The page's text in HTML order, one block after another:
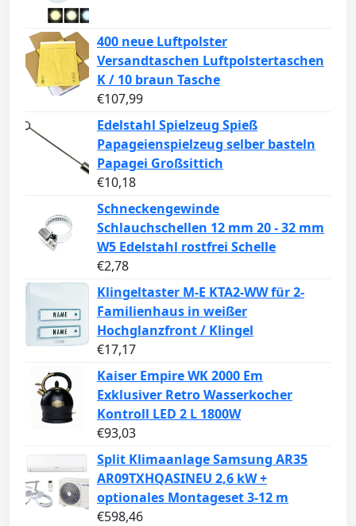
400 neue Luftpolster
Versandtaschen Luftpolstertaschen
K / 10 braun Tasche
€107,99
Edelstahl Spielzeug Spieß
Papageienspielzeug selber basteln
Papagei Großsittich
€10,18
Schneckengewinde
Schlauchschellen 12 mm 20 - 32 mm
W5 Edelstahl rostfrei Schelle
€2,78
Klingeltaster M-E KTA2-WW für 2-
Familienhaus in weißer
Hochglanzfront / Klingel
€17,17
Kaiser Empire WK 2000 Em
Exklusiver Retro Wasserkocher
Kontroll LED 2 L 1800W
€93,03
Split Klimaanlage Samsung AR35
AR09TXHQASINEU 2,6 kW +
optionales Montageset 3-12 m
€598,46